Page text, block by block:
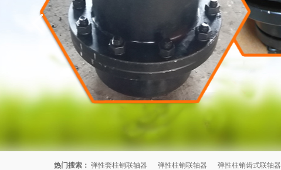
热门搜索： 弹性套柱销联轴器 弹性柱销联轴器 弹性柱销齿式联轴器